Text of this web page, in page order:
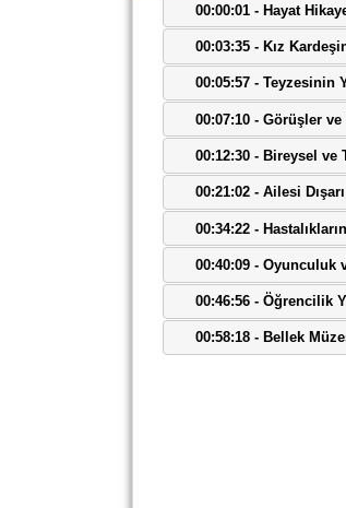
00:00:01 - Hayat
00:03:35 - Kız
00:05:57 - Teyzesinin
00:07:10 - Görüşler ve
00:12:30 - Bireysel
00:21:02 - Ailesi
00:34:22 -
00:40:09 - Oyunculuk
00:46:56 - Öğrencilik
00:58:18 - Bellek